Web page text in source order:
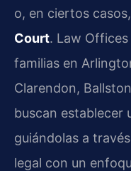
o, en ciertos
Court. Law Offices
familias en
Clarendon,
buscan establecer
guiándolas a
legal con un